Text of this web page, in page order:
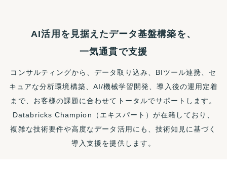
AI活用を見据えたデータ基盤構築を、
一気通貫で支援
コンサルティングから、データ取り込み、BIツール連携、セ
キュアな分析環境構築、AI/機械学習開発、導入後の運用定着
まで、お客様の課題に合わせてトータルでサポートします。
Databricks Champion（エキスパート）が在籍しており、
複雑な技術要件や高度なデータ活用にも、技術知見に基づく
導入支援を提供します。